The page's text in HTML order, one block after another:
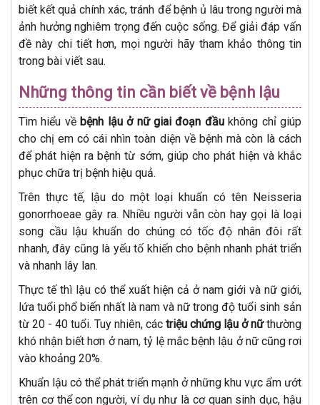
biết kết quả chính xác, tránh để bệnh ủ lâu trong người mà
ảnh hưởng nghiêm trọng đến cuộc sống. Để giải đáp vấn
đề này chi tiết hơn, mọi người hãy tham khảo thông tin
trong bài viết sau.
Những thông tin cần biết về bệnh lậu
Tìm hiểu vềbệnh lậu ở nữ giai đoạn đầukhông chỉ giúp
cho chị em có cái nhìn toàn diện về bệnh mà còn là cách
để phát hiện ra bệnh từ sớm, giúp cho phát hiện và khắc
phục chữa trị bệnh hiệu quả.
Trên thực tế, lậu do một loại khuẩn có tên Neisseria
gonorrhoeae gây ra. Nhiều người vẫn còn hay gọi là loại
song cầu lậu khuẩn do chúng có tốc độ nhân đôi rất
nhanh, đây cũng là yếu tố khiến cho bệnh nhanh phát triển
và nhanh lây lan.
Thực tế thì lậu có thể xuất hiện cả ở nam giới và nữ giới,
lứa tuổi phổ biến nhất là nam và nữ trong độ tuổi sinh sản
từ 20 - 40 tuổi. Tuy nhiên, các triệu chứng lậu ở nữthường
khó nhận biết hơn ở nam, tỷ lệ mắc bệnh lậu ở nữ cũng rơi
vào khoảng 20%.
Khuẩn lậu có thể phát triển mạnh ở những khu vực ẩm ướt
trên cơ thể con người, ví dụ như là cơ quan sinh dục, hậu